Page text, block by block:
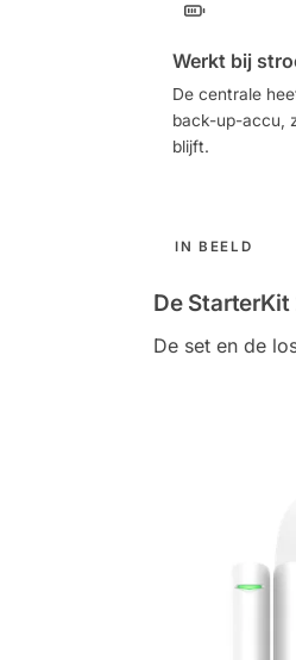
Werkt bij
De centrale
back-up-accu,
blijft.
IN BEELD
De
De set en de